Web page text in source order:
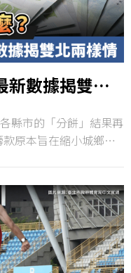
新數據揭雙北
縣市的「分餅」結果再
原本旨在縮小城鄉差
快析輿情資料庫觀測
均配額交叉比對，發
論度皆佔據前二位
的爭議，新北則出現
樣情。